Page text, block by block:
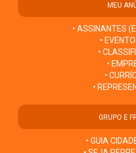
MEU
• ASSINANTES
•
•
•
•
•
GRUPO E
• GUIA